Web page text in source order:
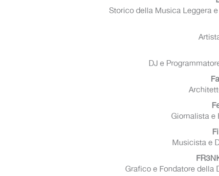
Storico della Musica Leggera
DJ e
Giornalista e
Musicista e
Grafico e Fondatore della